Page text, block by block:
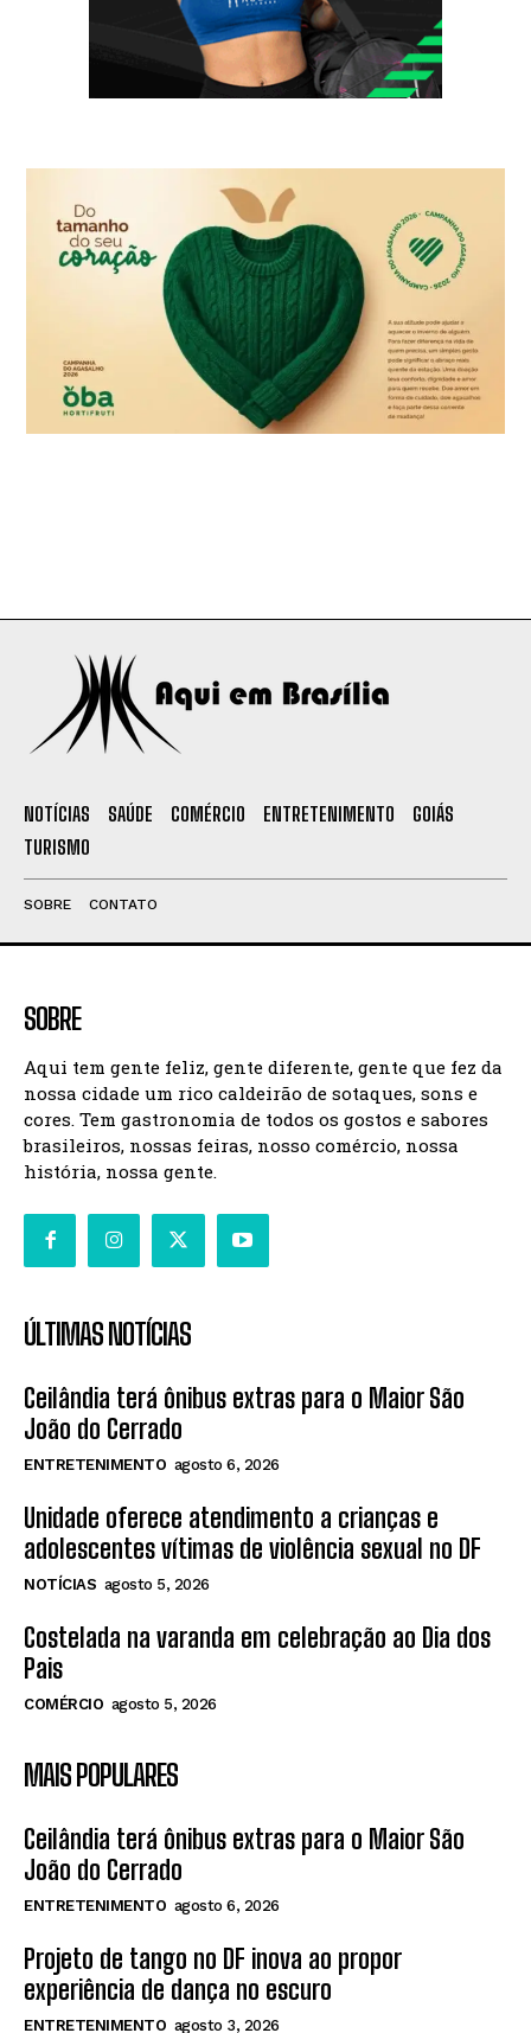
NOTÍCIAS SAÚDE COMÉRCIO ENTRETENIMENTO
GOIÁS
TURISMO
SOBRE CONTATO
SOBRE
Aqui tem gente feliz, gente diferente, gente que fez da
nossa cidade um rico caldeirão de sotaques, sons e
cores. Tem gastronomia de todos os gostos e sabores
brasileiros, nossas feiras, nosso comércio, nossa
história, nossa gente.
ÚLTIMAS NOTÍCIAS
Ceilândia terá ônibus extras para o Maior São
João do Cerrado
ENTRETENIMENTO agosto 6, 2026
Unidade oferece atendimento a crianças e
adolescentes vítimas de violência sexual no DF
NOTÍCIAS agosto 5, 2026
Costelada na varanda em celebração ao Dia dos
Pais
COMÉRCIO agosto 5, 2026
MAIS POPULARES
Ceilândia terá ônibus extras para o Maior São
João do Cerrado
ENTRETENIMENTO agosto 6, 2026
Projeto de tango no DF inova ao propor
experiência de dança no escuro
ENTRETENIMENTO agosto 3, 2026